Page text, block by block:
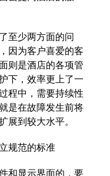
少两方面的问
因为客户喜爱的客
则是酒店的各项管
下，效率更上了一
程中，需要持续性
是在故障发生前将
展到较大水平。
规范的标准
显示界面的，要